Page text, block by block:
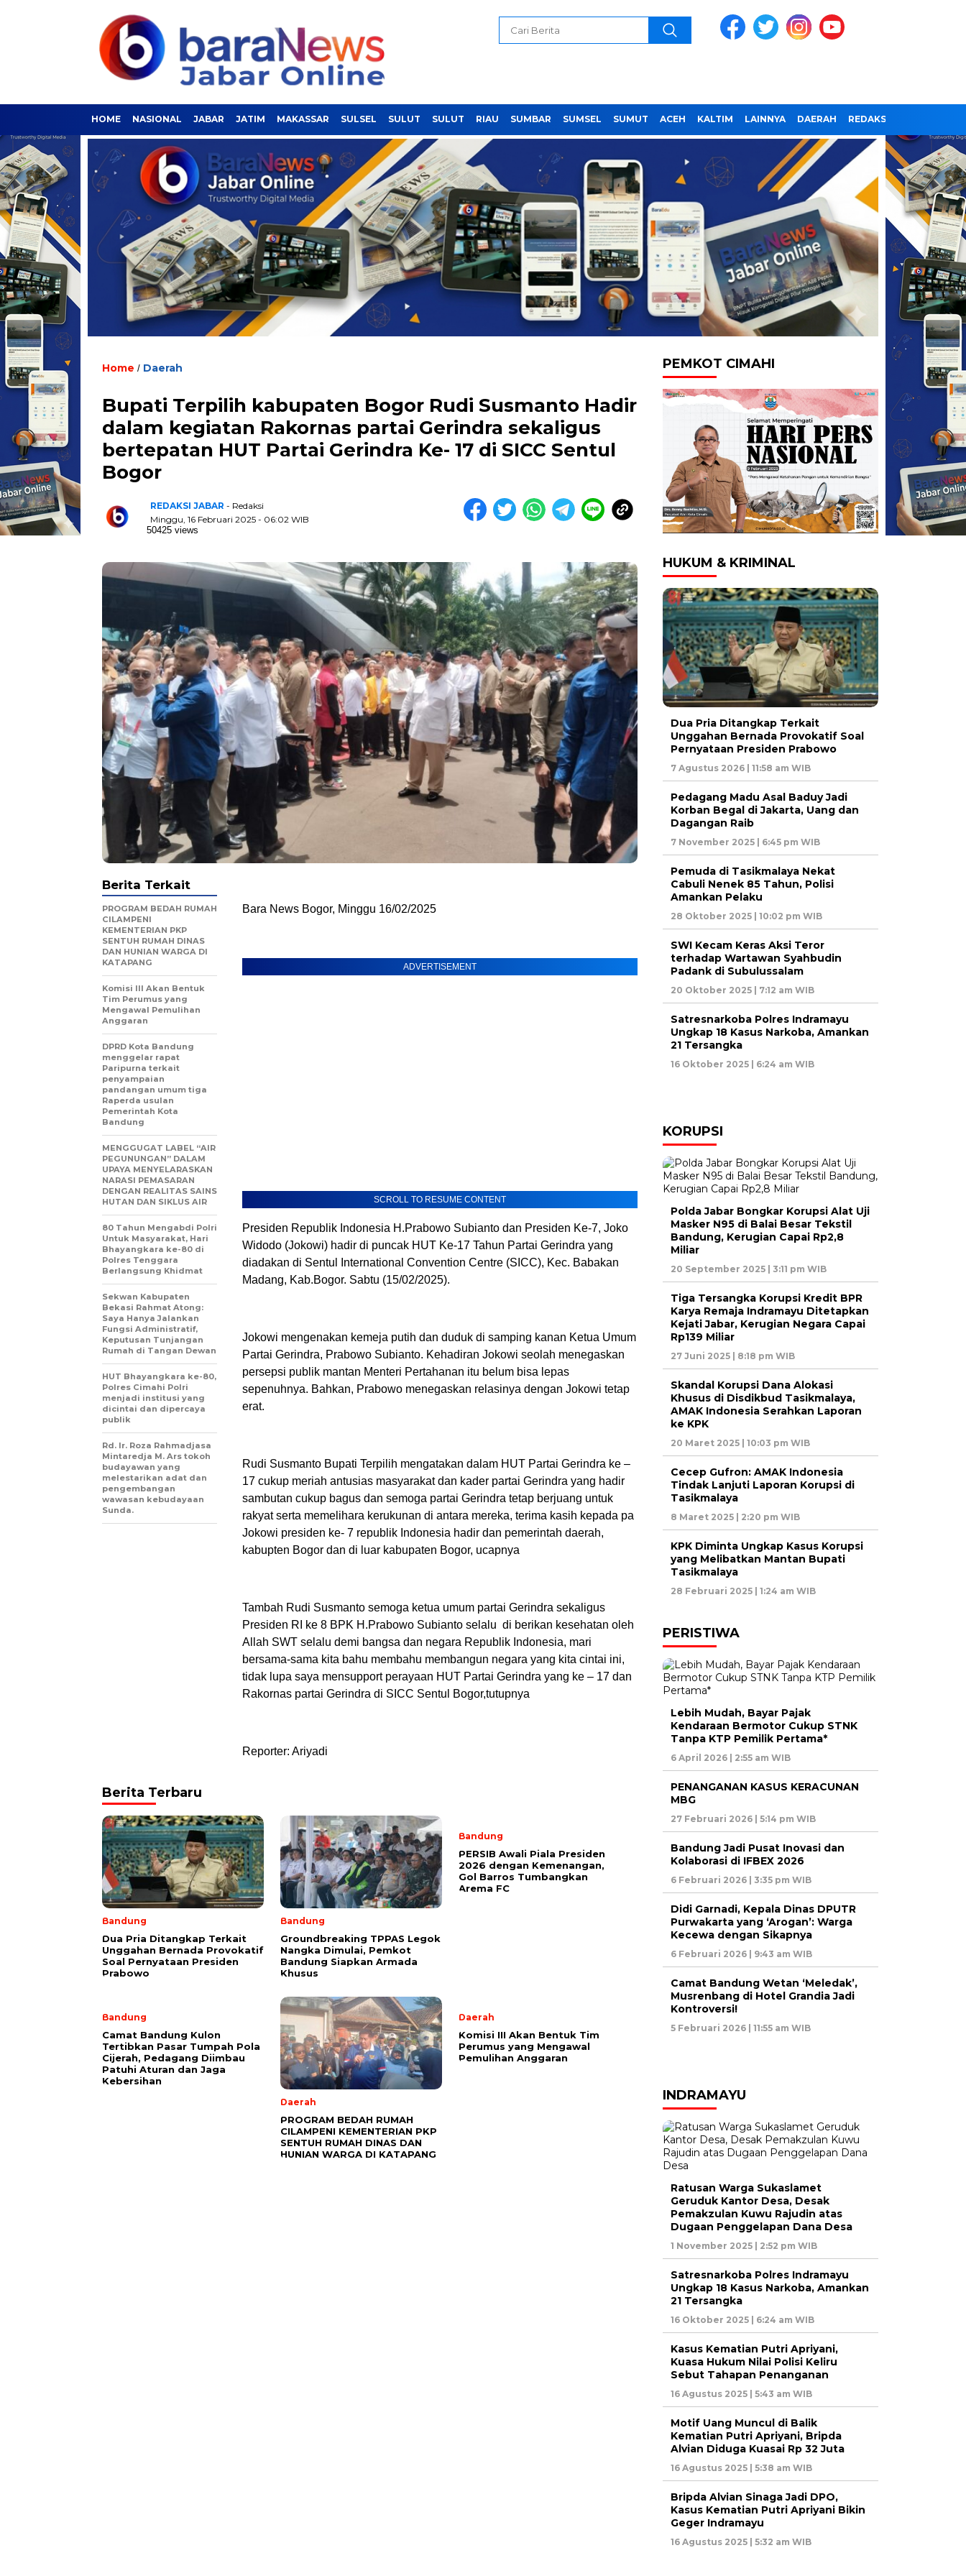
HOME NASIONAL JABAR JATIM MAKASSAR SULSEL SULUT SULUT RIAU SUMBAR SUMSEL SUMUT ACEH KALTIM LAINNYA DAERAH REDAKSI
Home / Daerah
Bupati Terpilih kabupaten Bogor Rudi Susmanto Hadir
dalam kegiatan Rakornas partai Gerindra sekaligus
bertepatan HUT Partai Gerindra Ke- 17 di SICC Sentul
Bogor
REDAKSI JABAR - Redaksi
Minggu, 16 Februari 2025 - 06:02 WIB
50425 views
Bara News Bogor, Minggu 16/02/2025
ADVERTISEMENT
SCROLL TO RESUME CONTENT
Presiden Republik Indonesia H.Prabowo Subianto dan Presiden Ke-7, Joko
Widodo (Jokowi) hadir di puncak HUT Ke-17 Tahun Partai Gerindra yang
diadakan di Sentul International Convention Centre (SICC), Kec. Babakan
Madang, Kab.Bogor. Sabtu (15/02/2025).
Jokowi mengenakan kemeja putih dan duduk di samping kanan Ketua Umum
Partai Gerindra, Prabowo Subianto. Kehadiran Jokowi seolah menegaskan
persepsi publik mantan Menteri Pertahanan itu belum bisa lepas
sepenuhnya. Bahkan, Prabowo menegaskan relasinya dengan Jokowi tetap
erat.
Rudi Susmanto Bupati Terpilih mengatakan dalam HUT Partai Gerindra ke –
17 cukup meriah antusias masyarakat dan kader partai Gerindra yang hadir
sambutan cukup bagus dan semoga partai Gerindra tetap berjuang untuk
rakyat serta memelihara kerukunan di antara mereka, terima kasih kepada pa
Jokowi presiden ke- 7 republik Indonesia hadir dan pemerintah daerah,
kabupten Bogor dan di luar kabupaten Bogor, ucapnya
Tambah Rudi Susmanto semoga ketua umum partai Gerindra sekaligus
Presiden RI ke 8 BPK H.Prabowo Subianto selalu di berikan kesehatan oleh
Allah SWT selalu demi bangsa dan negara Republik Indonesia, mari
bersama-sama kita bahu membahu membangun negara yang kita cintai ini,
tidak lupa saya mensupport perayaan HUT Partai Gerindra yang ke – 17 dan
Rakornas partai Gerindra di SICC Sentul Bogor,tutupnya
Reporter: Ariyadi
Berita Terkait
PROGRAM BEDAH RUMAH
CILAMPENI
KEMENTERIAN PKP
SENTUH RUMAH DINAS
DAN HUNIAN WARGA DI
KATAPANG
Komisi III Akan Bentuk
Tim Perumus yang
Mengawal Pemulihan
Anggaran
DPRD Kota Bandung
menggelar rapat
Paripurna terkait
penyampaian
pandangan umum tiga
Raperda usulan
Pemerintah Kota
Bandung
MENGGUGAT LABEL “AIR
PEGUNUNGAN” DALAM
UPAYA MENYELARASKAN
NARASI PEMASARAN
DENGAN REALITAS SAINS
HUTAN DAN SIKLUS AIR
80 Tahun Mengabdi Polri
Untuk Masyarakat, Hari
Bhayangkara ke-80 di
Polres Tenggara
Berlangsung Khidmat
Sekwan Kabupaten
Bekasi Rahmat Atong:
Saya Hanya Jalankan
Fungsi Administratif,
Keputusan Tunjangan
Rumah di Tangan Dewan
HUT Bhayangkara ke-80,
Polres Cimahi Polri
menjadi institusi yang
dicintai dan dipercaya
publik
Rd. Ir. Roza Rahmadjasa
Mintaredja M. Ars tokoh
budayawan yang
melestarikan adat dan
pengembangan
wawasan kebudayaan
Sunda.
Berita Terbaru
Bandung
Dua Pria Ditangkap Terkait
Unggahan Bernada Provokatif
Soal Pernyataan Presiden
Prabowo
Bandung
Groundbreaking TPPAS Legok
Nangka Dimulai, Pemkot
Bandung Siapkan Armada
Khusus
Bandung
PERSIB Awali Piala Presiden
2026 dengan Kemenangan,
Gol Barros Tumbangkan
Arema FC
Bandung
Camat Bandung Kulon
Tertibkan Pasar Tumpah Pola
Cijerah, Pedagang Diimbau
Patuhi Aturan dan Jaga
Kebersihan
Daerah
PROGRAM BEDAH RUMAH
CILAMPENI KEMENTERIAN PKP
SENTUH RUMAH DINAS DAN
HUNIAN WARGA DI KATAPANG
Daerah
Komisi III Akan Bentuk Tim
Perumus yang Mengawal
Pemulihan Anggaran
PEMKOT CIMAHI
HUKUM & KRIMINAL
Dua Pria Ditangkap Terkait
Unggahan Bernada Provokatif Soal
Pernyataan Presiden Prabowo
7 Agustus 2026 | 11:58 am WIB
Pedagang Madu Asal Baduy Jadi
Korban Begal di Jakarta, Uang dan
Dagangan Raib
7 November 2025 | 6:45 pm WIB
Pemuda di Tasikmalaya Nekat
Cabuli Nenek 85 Tahun, Polisi
Amankan Pelaku
28 Oktober 2025 | 10:02 pm WIB
SWI Kecam Keras Aksi Teror
terhadap Wartawan Syahbudin
Padank di Subulussalam
20 Oktober 2025 | 7:12 am WIB
Satresnarkoba Polres Indramayu
Ungkap 18 Kasus Narkoba, Amankan
21 Tersangka
16 Oktober 2025 | 6:24 am WIB
KORUPSI
Polda Jabar Bongkar Korupsi Alat Uji
Masker N95 di Balai Besar Tekstil
Bandung, Kerugian Capai Rp2,8
Miliar
20 September 2025 | 3:11 pm WIB
Tiga Tersangka Korupsi Kredit BPR
Karya Remaja Indramayu Ditetapkan
Kejati Jabar, Kerugian Negara Capai
Rp139 Miliar
27 Juni 2025 | 8:18 pm WIB
Skandal Korupsi Dana Alokasi
Khusus di Disdikbud Tasikmalaya,
AMAK Indonesia Serahkan Laporan
ke KPK
20 Maret 2025 | 10:03 pm WIB
Cecep Gufron: AMAK Indonesia
Tindak Lanjuti Laporan Korupsi di
Tasikmalaya
8 Maret 2025 | 2:20 pm WIB
KPK Diminta Ungkap Kasus Korupsi
yang Melibatkan Mantan Bupati
Tasikmalaya
28 Februari 2025 | 1:24 am WIB
PERISTIWA
Lebih Mudah, Bayar Pajak
Kendaraan Bermotor Cukup STNK
Tanpa KTP Pemilik Pertama*
6 April 2026 | 2:55 am WIB
PENANGANAN KASUS KERACUNAN
MBG
27 Februari 2026 | 5:14 pm WIB
Bandung Jadi Pusat Inovasi dan
Kolaborasi di IFBEX 2026
6 Februari 2026 | 3:35 pm WIB
Didi Garnadi, Kepala Dinas DPUTR
Purwakarta yang ‘Arogan’: Warga
Kecewa dengan Sikapnya
6 Februari 2026 | 9:43 am WIB
Camat Bandung Wetan ‘Meledak’,
Musrenbang di Hotel Grandia Jadi
Kontroversi!
5 Februari 2026 | 11:55 am WIB
INDRAMAYU
Ratusan Warga Sukaslamet
Geruduk Kantor Desa, Desak
Pemakzulan Kuwu Rajudin atas
Dugaan Penggelapan Dana Desa
1 November 2025 | 2:52 pm WIB
Satresnarkoba Polres Indramayu
Ungkap 18 Kasus Narkoba, Amankan
21 Tersangka
16 Oktober 2025 | 6:24 am WIB
Kasus Kematian Putri Apriyani,
Kuasa Hukum Nilai Polisi Keliru
Sebut Tahapan Penanganan
16 Agustus 2025 | 5:43 am WIB
Motif Uang Muncul di Balik
Kematian Putri Apriyani, Bripda
Alvian Diduga Kuasai Rp 32 Juta
16 Agustus 2025 | 5:38 am WIB
Bripda Alvian Sinaga Jadi DPO,
Kasus Kematian Putri Apriyani Bikin
Geger Indramayu
16 Agustus 2025 | 5:32 am WIB